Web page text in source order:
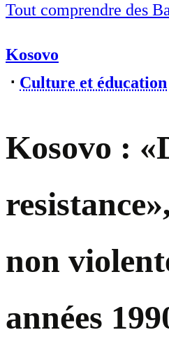
Tout comprendre des
Kosovo
⋅ Culture et éducation
Kosovo :
non
années